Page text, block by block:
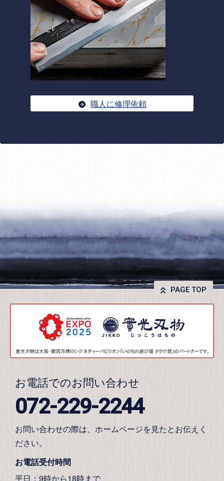
職人に修理依頼
PAGE TOP
お電話でのお問い合わせ
072-229-2244
お問い合わせの際は、ホームページを見たとお伝えく
ださい。
お電話受付時間
平日：9時から18時まで